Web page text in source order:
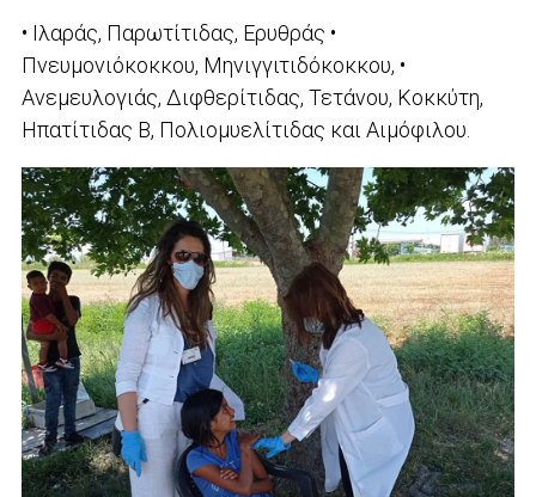
• Ιλαράς, Παρωτίτιδας, Ερυθράς •
Πνευμονιόκοκκου, Μηνιγγιτιδόκοκκου, •
Ανεμευλογιάς, Διφθερίτιδας, Τετάνου, Κοκκύτη,
Ηπατίτιδας Β, Πολιομυελίτιδας και Αιμόφιλου.